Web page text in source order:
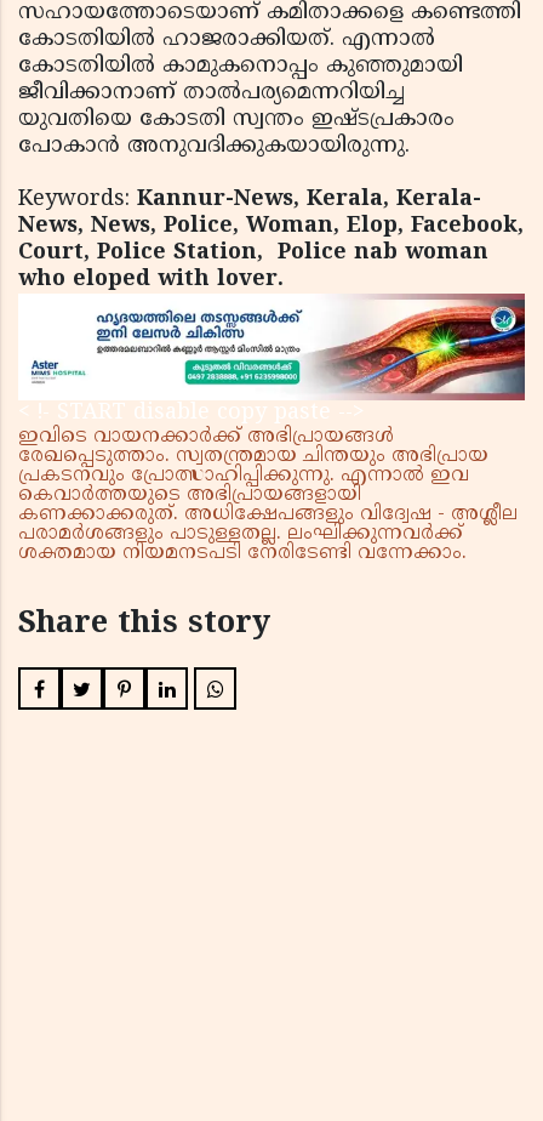
സഹായത്തോടെയാണ് കമിതാക്കളെ കണ്ടെത്തി
കോടതിയിൽ ഹാജരാക്കിയത്. എന്നാൽ
കോടതിയിൽ കാമുകനൊപ്പം കുഞ്ഞുമായി
ജീവിക്കാനാണ് താൽപര്യമെന്നറിയിച്ച
യുവതിയെ കോടതി സ്വന്തം ഇഷ്ടപ്രകാരം
പോകാൻ അനുവദിക്കുകയായിരുന്നു.
Keywords: Kannur-News, Kerala, Kerala-
News, News, Police, Woman, Elop, Facebook,
Court, Police Station, Police nab woman
who eloped with lover.
< !- START disable copy paste -->
ഇവിടെ വായനക്കാർക്ക് അഭിപ്രായങ്ങൾ
രേഖപ്പെടുത്താം. സ്വതന്ത്രമായ ചിന്തയും അഭിപ്രായ
പ്രകടനവും പ്രോത്സാഹിപ്പിക്കുന്നു. എന്നാൽ ഇവ
കെവാർത്തയുടെ അഭിപ്രായങ്ങളായി
കണക്കാക്കരുത്. അധിക്ഷേപങ്ങളും വിദ്വേഷ - അശ്ലീല
പരാമർശങ്ങളും പാടുള്ളതല്ല. ലംഘിക്കുന്നവർക്ക്
ശക്തമായ നിയമനടപടി നേരിടേണ്ടി വന്നേക്കാം.
Share this story